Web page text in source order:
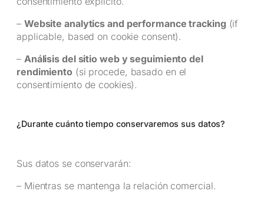
– Website analytics and performance tracking (if
applicable, based on cookie consent).
– Análisis del sitio web y seguimiento del
rendimiento (si procede, basado en el
consentimiento de cookies).
¿Durante cuánto tiempo conservaremos sus datos?
Sus datos se conservarán:
– Mientras se mantenga la relación comercial.